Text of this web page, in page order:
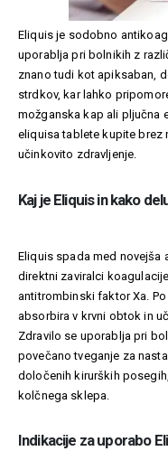
Eliquis je sodobno
uporablja pri bolnikih z
znano tudi kot apiksaban,
strdkov, kar lahko
možganska kap ali pljučna
eliquisa tablete kupite brez
učinkovito zdravljenje.
Kaj je Eliquis in kako
Eliquis spada med novejša
direktni zaviralci
antitrombinski faktor Xa.
absorbira v krvni obtok in
Zdravilo se uporablja pri
povečano tveganje za
določenih kirurških
kolčnega sklepa.
Indikacije za uporabo